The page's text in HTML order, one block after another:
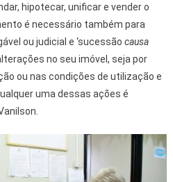
hipotecar, unificar e vender o
é necessário também para
ou judicial e ‘sucessão causa
no seu imóvel, seja por
ou nas condições de utilização e
uma dessas ações é